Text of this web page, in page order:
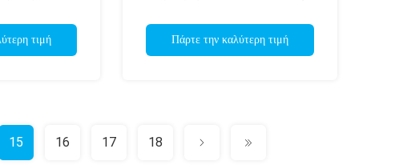
τιμή Πάρτε την καλύτερη τιμή
15 16 17 18